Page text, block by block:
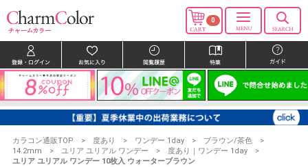
0
カラコン通販TOP 度あり ワンデー 1day
ブラウン/茶色
14.2mm
ユリア ユリアル ワンデー
度あり｜ワンデー 1day
ユリア ユリアル ワンデー 10枚入 ウォーターブラウン